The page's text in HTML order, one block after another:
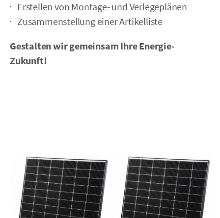
Erstellen von Montage- und Verlegeplänen
Zusammenstellung einer Artikelliste
Gestalten wir gemeinsam Ihre Energie-
Zukunft!